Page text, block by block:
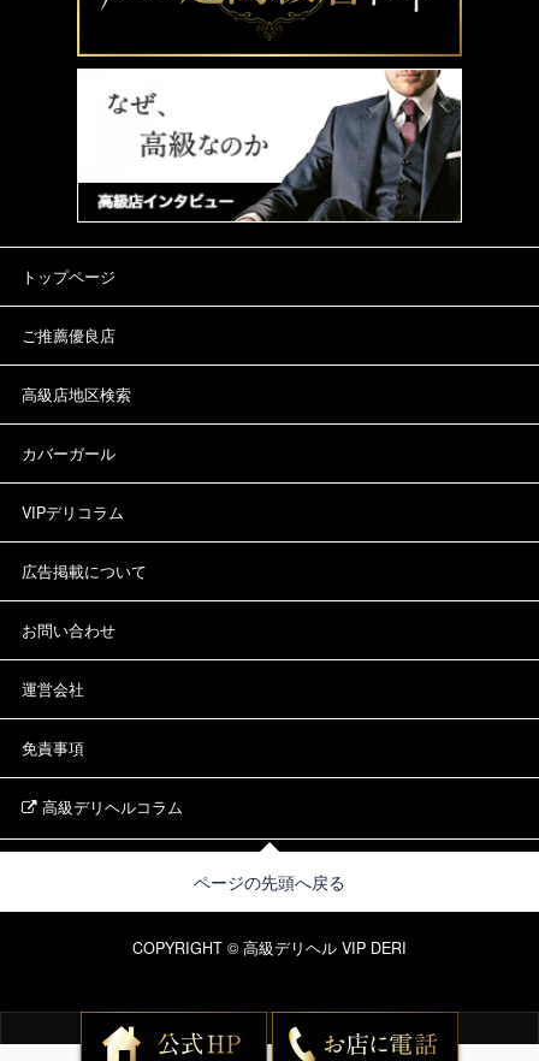
トップページ
ご推薦優良店
高級店地区検索
カバーガール
VIPデリコラム
広告掲載について
お問い合わせ
運営会社
免責事項
高級デリヘルコラム
ページの先頭へ戻る
COPYRIGHT © 高級デリヘル VIP DERI